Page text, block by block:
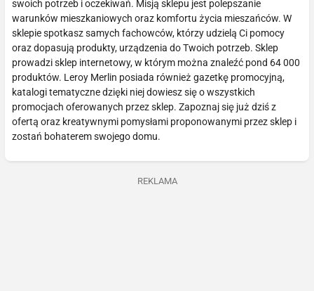
swoich potrzeb i oczekiwań. Misją sklepu jest polepszanie
warunków mieszkaniowych oraz komfortu życia mieszańców. W
sklepie spotkasz samych fachowców, którzy udzielą Ci pomocy
oraz dopasują produkty, urządzenia do Twoich potrzeb. Sklep
prowadzi sklep internetowy, w którym można znaleźć pond 64 000
produktów. Leroy Merlin posiada również gazetkę promocyjną,
katalogi tematyczne dzięki niej dowiesz się o wszystkich
promocjach oferowanych przez sklep. Zapoznaj się już dziś z
ofertą oraz kreatywnymi pomysłami proponowanymi przez sklep i
zostań bohaterem swojego domu.
REKLAMA